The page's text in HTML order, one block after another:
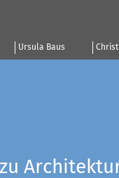
Ursula Baus